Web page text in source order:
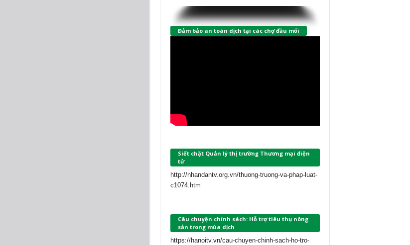
Đảm bảo an toàn dịch tại các chợ đầu mối
Siết chặt Quản lý thị trường Thương mại điện
tử
http://nhandantv.org.vn/thuong-truong-va-phap-luat-
c1074.htm
Câu chuyện chính sách: Hỗ trợ tiêu thụ nông
sản trong mùa dịch
https://hanoitv.vn/cau-chuyen-chinh-sach-ho-tro-